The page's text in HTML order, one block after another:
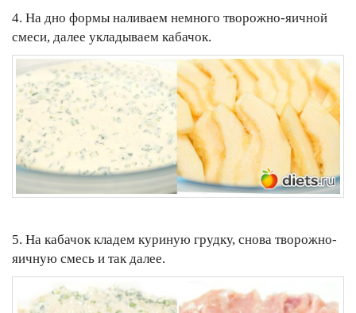
4. На дно формы наливаем немного творожно-яичной
смеси, далее укладываем кабачок.
5. На кабачок кладем куриную грудку, снова творожно-
яичную смесь и так далее.